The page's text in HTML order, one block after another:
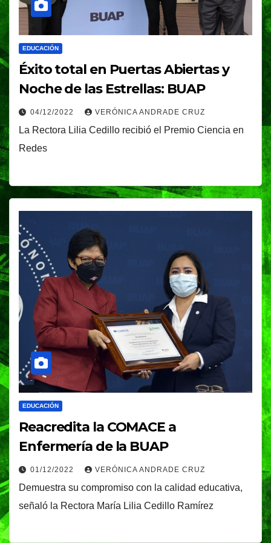
EDUCACIÓN
Éxito total en Puertas Abiertas y
Noche de las Estrellas: BUAP
04/12/2022 VERÓNICA ANDRADE CRUZ
La Rectora Lilia Cedillo recibió el Premio Ciencia en
Redes
EDUCACIÓN
Reacredita la COMACE a
Enfermería de la BUAP
01/12/2022 VERÓNICA ANDRADE CRUZ
Demuestra su compromiso con la calidad educativa,
señaló la Rectora María Lilia Cedillo Ramírez